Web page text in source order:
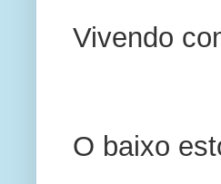
Vivendo
O baixo